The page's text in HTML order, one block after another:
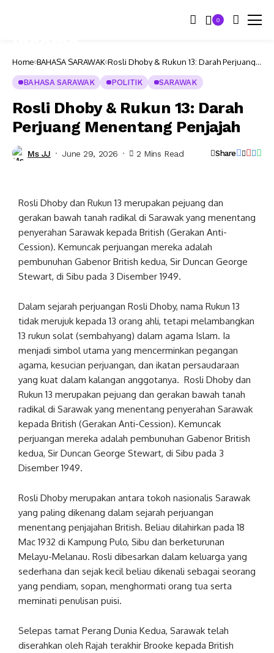
0
Home BAHASA SARAWAK Rosli Dhoby & Rukun 13: Darah Perjuang
BAHASA SARAWAK POLITIK SARAWAK
Rosli Dhoby & Rukun 13: Darah
Perjuang Menentang Penjajah
Ms JJ June 29, 2026 2 Mins Read Share
Rosli Dhoby dan Rukun 13 merupakan pejuang dan
gerakan bawah tanah radikal di Sarawak yang menentang
penyerahan Sarawak kepada British (Gerakan Anti-
Cession). Kemuncak perjuangan mereka adalah
pembunuhan Gabenor British kedua, Sir Duncan George
Stewart, di Sibu pada 3 Disember 1949.
Dalam sejarah perjuangan Rosli Dhoby, nama Rukun 13
tidak merujuk kepada 13 orang ahli, tetapi melambangkan
13 rukun solat (sembahyang) dalam agama Islam. Ia
menjadi simbol utama yang mencerminkan pegangan
agama, kesucian perjuangan, dan ikatan persaudaraan
yang kuat dalam kalangan anggotanya. Rosli Dhoby dan
Rukun 13 merupakan pejuang dan gerakan bawah tanah
radikal di Sarawak yang menentang penyerahan Sarawak
kepada British (Gerakan Anti-Cession). Kemuncak
perjuangan mereka adalah pembunuhan Gabenor British
kedua, Sir Duncan George Stewart, di Sibu pada 3
Disember 1949.
Rosli Dhoby merupakan antara tokoh nasionalis Sarawak
yang paling dikenang dalam sejarah perjuangan
menentang penjajahan British. Beliau dilahirkan pada 18
Mac 1932 di Kampung Pulo, Sibu dan berketurunan
Melayu-Melanau. Rosli dibesarkan dalam keluarga yang
sederhana dan sejak kecil beliau dikenali sebagai seorang
yang pendiam, sopan, menghormati orang tua serta
meminati penulisan puisi.
Selepas tamat Perang Dunia Kedua, Sarawak telah
diserahkan oleh Rajah terakhir Brooke kepada British